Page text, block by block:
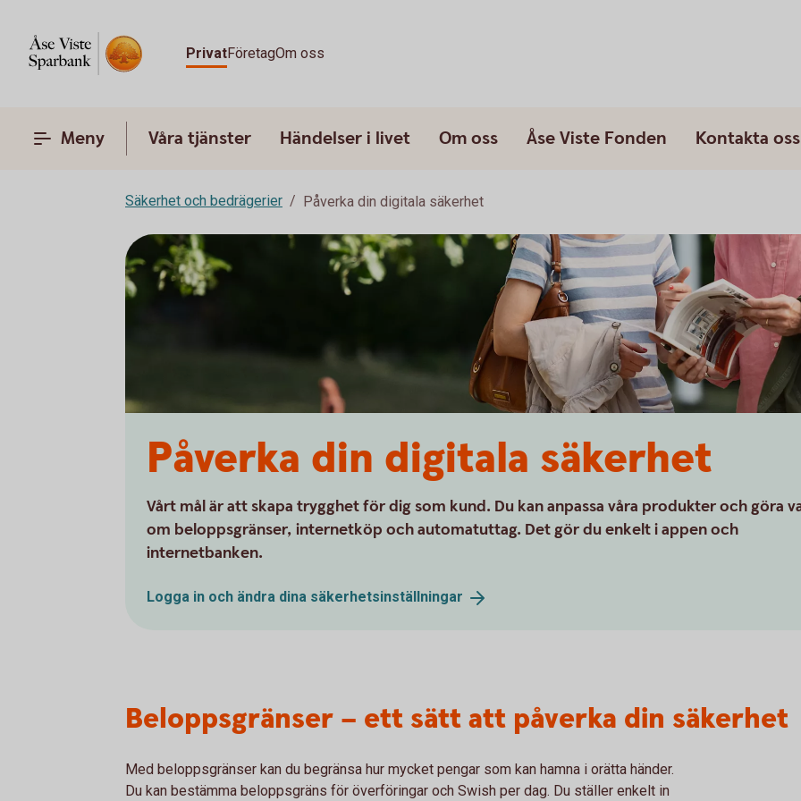
PrivatFöretagOm oss
Meny Våra tjänster Händelser i livet Om oss Åse Viste Fonden Kontakta oss
Säkerhet och bedrägerier Påverka din digitala säkerhet
Påverka din digitala säkerhet
Vårt mål är att skapa trygghet för dig som kund. Du kan anpassa våra produkter och göra
om beloppsgränser, internetköp och automatuttag. Det gör du enkelt i appen och
internetbanken.
Logga in och ändra dina säkerhetsinställningar
Beloppsgränser – ett sätt att påverka din säkerhet
Med beloppsgränser kan du begränsa hur mycket pengar som kan hamna i orätta händer.
Du kan bestämma beloppsgräns för överföringar och Swish per dag. Du ställer enkelt in